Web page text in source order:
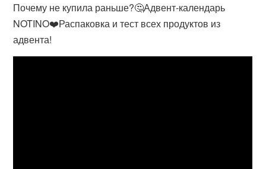
Почему не купила раньше?🤔Адвент-календарь
NOTINO❤️Распаковка и тест всех продуктов из
адвента!